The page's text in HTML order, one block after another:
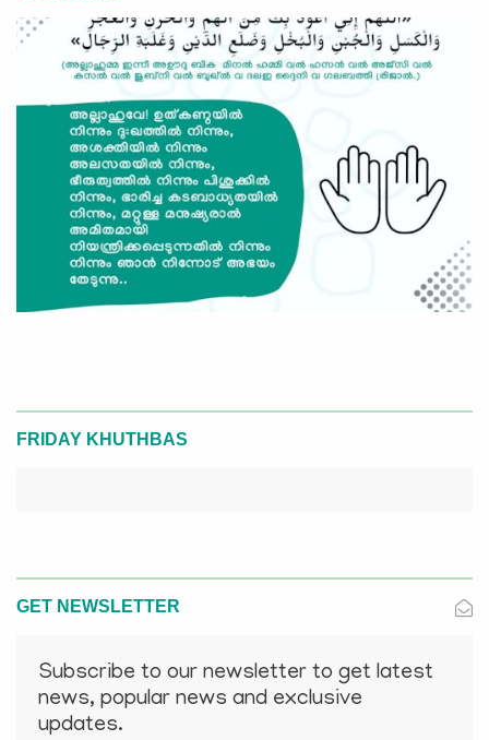
FRIDAY KHUTHBAS
GET NEWSLETTER
Subscribe to our newsletter to get latest
news, popular news and exclusive
updates.